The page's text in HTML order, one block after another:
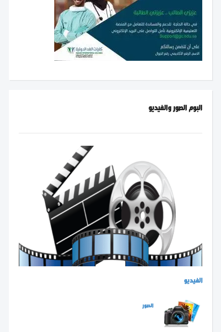
البوم الصور والفيديو
الفيديو
الصور